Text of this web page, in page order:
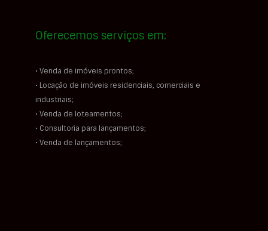
Oferecemos serviços em:
• Venda de imóveis prontos;
• Locação de imóveis residenciais, comerciais e
industriais;
• Venda de loteamentos;
• Consultoria para lançamentos;
• Venda de lançamentos;